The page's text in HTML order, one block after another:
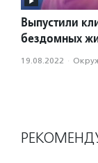
Выпустили
бездомных
19.08.2022 ·